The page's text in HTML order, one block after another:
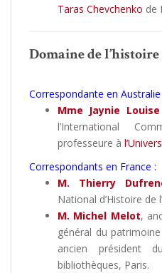
Taras Chevchenko de
Domaine de l’histoire
Correspondante en Australie
Mme Jaynie
l’International
professeure à
Correspondants en France :
M. Thierry
National d’Histoire de
M. Michel Melot,
général du
ancien président
bibliothèques, Paris.